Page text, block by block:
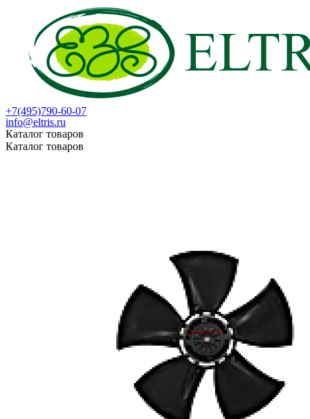
+7(495)790-60-07
info@eltris.ru
Каталог товаров
Каталог товаров